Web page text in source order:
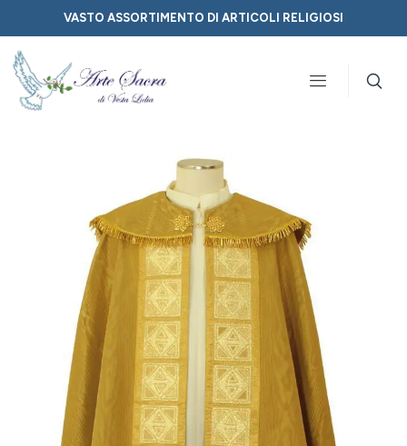
VASTO ASSORTIMENTO DI ARTICOLI RELIGIOSI